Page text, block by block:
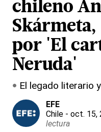
chileno
por 'El
Neruda'
El legado literario
EFE
Chile - oct. 15,
lectura